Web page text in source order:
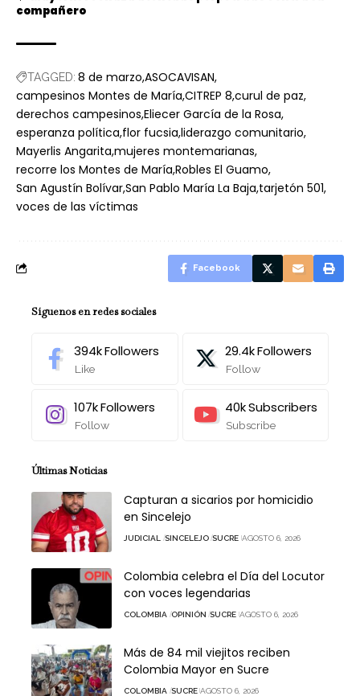
compañero
TAGGED: 8 de marzo ASOCAVISAN
campesinos Montes de María CITREP 8 curul de paz
derechos campesinos Eliecer García de la Rosa
esperanza política flor fucsia liderazgo comunitario
Mayerlis Angarita mujeres montemarianas
recorre los Montes de María Robles El Guamo
San Agustín BolívarSan Pablo María La Baja tarjetón 501
voces de las víctimas
Facebook
Síguenos en redes sociales
394kFollowers
Like
29.4kFollowers
Follow
107kFollowers
Follow
40kSubscribers
Subscribe
Últimas Noticias
Capturan a sicarios por homicidio
en Sincelejo
JUDICIAL SINCELEJO SUCRE AGOSTO 6, 2026
Colombia celebra el Día del Locutor
con voces legendarias
COLOMBIA OPINIÓN SUCRE AGOSTO 6, 2026
Más de 84 mil viejitos reciben
Colombia Mayor en Sucre
COLOMBIA SUCRE AGOSTO 6, 2026